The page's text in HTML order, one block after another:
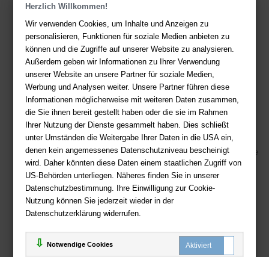
Herzlich Willkommen!
Wir verwenden Cookies, um Inhalte und Anzeigen zu
personalisieren, Funktionen für soziale Medien anbieten zu
können und die Zugriffe auf unserer Website zu analysieren.
Außerdem geben wir Informationen zu Ihrer Verwendung
unserer Website an unsere Partner für soziale Medien,
Werbung und Analysen weiter. Unsere Partner führen diese
Informationen möglicherweise mit weiteren Daten zusammen,
die Sie ihnen bereit gestellt haben oder die sie im Rahmen
Ihrer Nutzung der Dienste gesammelt haben. Dies schließt
unter Umständen die Weitergabe Ihrer Daten in die USA ein,
denen kein angemessenes Datenschutzniveau bescheinigt
wird. Daher könnten diese Daten einem staatlichen Zugriff von
US-Behörden unterliegen. Näheres finden Sie in unserer
Datenschutzbestimmung. Ihre Einwilligung zur Cookie-
Nutzung können Sie jederzeit wieder in der
Datenschutzerklärung widerrufen.
Notwendige Cookies
Sie haben Fragen? Hier finden Sie Antworten auf häufig gestellte
Fragen.
Fragen per E-Mail: service@deutsche-buchhandlung.de
Telefon: +49 (0)511 - 982 684 41
Ihre Vorteile bei uns
Kostenloser Versand ab 36,- EUR Bestellwert
Sicherer Online Shop und Zahlung mit SSL-Verschlüsselung
Viele Zahlungsmethoden wie PayPal, Amazon Payment, Vorkasse
Zahlweisen